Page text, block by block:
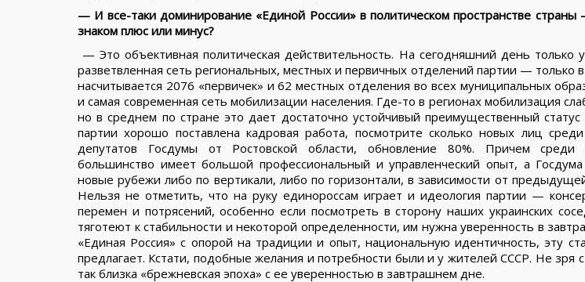
— И все-таки доминирование «Единой России» в политическом пространстве
знаком плюс или минус?
— Это объективная политическая действительность. На сегодняшний день только
разветвленная сеть региональных, местных и первичных отделений партии — только в
насчитывается 2076 «первичек» и 62 местных отделения во всех муниципальных
и самая современная сеть мобилизации населения. Где-то в регионах мобилизация
но в среднем по стране это дает достаточно устойчивый преимущественный
партии хорошо поставлена кадровая работа, посмотрите сколько новых лиц
депутатов Госдумы от Ростовской области, обновление 80%. Причем среди
большинство имеет большой профессиональный и управленческий опыт, а
новые рубежи либо по вертикали, либо по горизонтали, в зависимости от
Нельзя не отметить, что на руку единороссам играет и идеология партии —
перемен и потрясений, особенно если посмотреть в сторону наших украинских
тяготеют к стабильности и некоторой определенности, им нужна уверенность в
«Единая Россия» с опорой на традиции и опыт, национальную идентичность, эту
предлагает. Кстати, подобные желания и потребности были и у жителей СССР. Не зря
так близка «брежневская эпоха» с ее уверенностью в завтрашнем дне.